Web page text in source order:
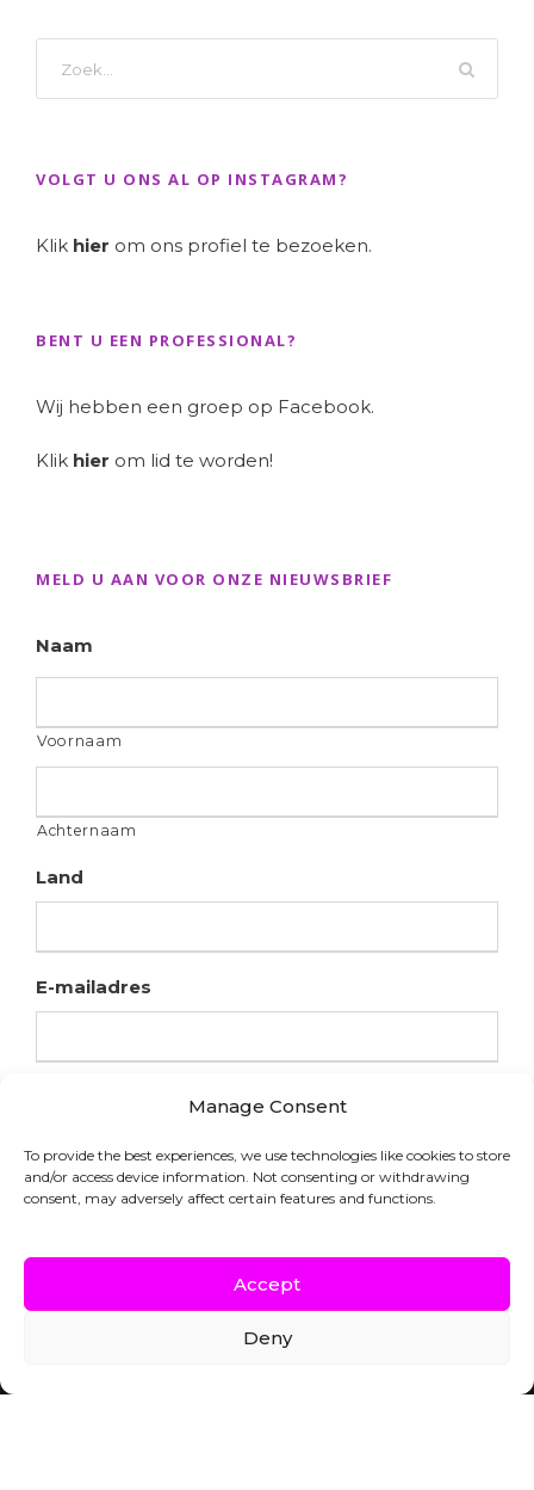
Manage Consent
To provide the best experiences, we use technologies like cookies to store
and/or access device information. Not consenting or withdrawing
consent, may adversely affect certain features and functions.
Accept
Deny
VOLGT U ONS AL OP INSTAGRAM?
Klik hier om ons profiel te bezoeken.
BENT U EEN PROFESSIONAL?
Wij hebben een groep op Facebook.
Klik hier om lid te worden!
MELD U AAN VOOR ONZE NIEUWSBRIEF
Naam
Voornaam
Achternaam
Land
E-mailadres
COPYRIGHT © HFL LABORATORIES |